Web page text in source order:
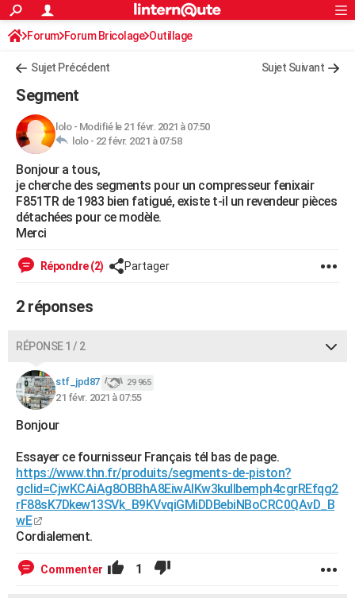
ACTUALITÉS
Politique
Société
Faits Divers
Education
Monde
Villes
+
FINANCE
Retraite
Impôts
Epargne
Immobilier
Risques naturels par ville
Banque
Assurance
Crédit
AUTO
Essais
Réserver un essai
Citadines
Berlines
SUV
Forum auto
+HIGH-TECH
Mobiles
Meilleur smartphone
Internet
Ordinateurs
Jeux vidéo
Guide high-tech
+BRICOLAGE
Forum
Aménagement intérieur
Extérieur
Cuisine
Salle de bains
Jardinage
Rangement
Guides de France
Escapades
Patrimoine
Expositions
Musées
Week-end nature
Art de vivre
Bien-être
Loisirs
Mode
Modes de vie
SANTE
Alimentation
Guide de la santé
Maladies
Médicaments
Sommeil
VOYAGE
Destinations
City break
Voyage nature
Voyage de noces
Forum
Climat
PHOTO
GUIDES D'ACHAT
CARTE DE VOEUX
Carte de Noël
Carte Bonne année
Carte Saint-Valentin
Carte Pâques
Carte d'anniversaire
DICTIONNAIRE
Dictionnaire
Biographies
Citations
Expressions
Proverbes
PROGRAMME TV
COPAINS D'AVANT
S'inscrire
Connexion
Forum Forum Bricolage Outillage
Sujet Précédent Sujet Suivant
Segment
lolo- Modifié le 21 févr. 2021 à 07:50
lolo - 22 févr. 2021 à 07:58
Bonjour a tous,
je cherche des segments pour un compresseur fenixair
F851TR de 1983 bien fatigué, existe t-il un revendeur pièces
détachées pour ce modèle.
Merci
Répondre (2) Partager
2 réponses
RÉPONSE 1 / 2
stf_jpd87 29 965
21 févr. 2021 à 07:55
Bonjour
Essayer ce fournisseur Français tél bas de page.
https://www.thn.fr/produits/segments-de-piston?
gclid=CjwKCAiAg8OBBhA8EiwAlKw3kullbemph4cgrREfqg2
rF88sK7Dkew13SVk_B9KVvqiGMiDDBebiNBoCRC0QAvD_B
wE
Cordialement.
Commenter 1